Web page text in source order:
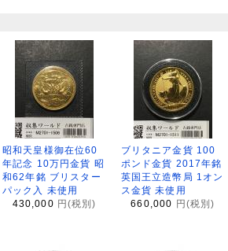
昭和天皇様御在位60
年記念 10万円金貨 昭
和62年銘 ブリスター
パック入 未使用
430,000 円(税別)
ブリタニア金貨 100
ポンド金貨 2017年銘
英国王立造幣局 1オン
ス金貨 未使用
660,000 円(税別)